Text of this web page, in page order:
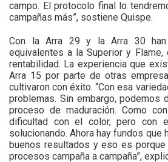
campo. El protocolo final lo
campañas más”, sostiene Quispe.
Con la Arra 29 y la Arra 30 han
equivalentes a la Superior y Flame,
rentabilidad. La experiencia que
Arra 15 por parte de otras
cultivaron con éxito. “Con esa
problemas. Sin embargo, podemos
proceso de maduración. Como
dificultad con el color, pero con
solucionando. Ahora hay fundos que
buenos resultados y eso es
procesos campaña a campaña”,